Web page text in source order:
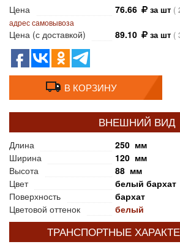
Цена
76.66 за шт (
адрес самовывоза
Цена (с доставкой) 89.10 за шт (
В КОРЗИНУ
ВНЕШНИЙ ВИД
Длина
250 мм
Ширина
120 мм
Высота
88 мм
Цвет
белый бархат
Поверхность
бархат
Цветовой оттенок
белый
ТРАНСПОРТНЫЕ